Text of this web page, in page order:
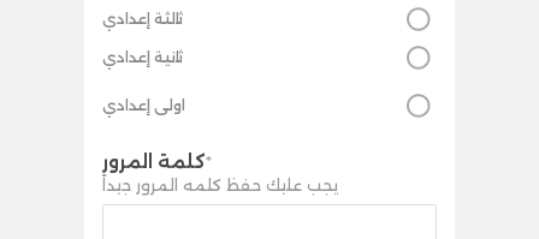
ثالثة إعدادي
ثانية إعدادي
اولى إعدادي
كلمة المرور*
يجب عليك حفظ كلمه المرور جيداً